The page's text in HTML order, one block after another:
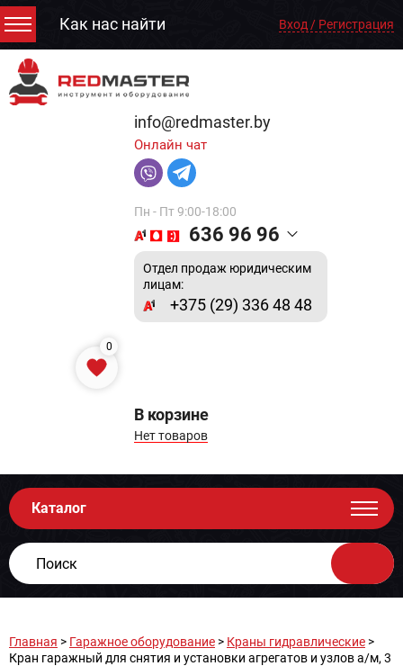
Как нас найти Вход / Регистрация
info@redmaster.by
Онлайн чат
Пн - Пт 9:00-18:00
636 96 96
Отдел продаж юридическим
лицам:
+375 (29) 336 48 48
0
В корзине
Нет товаров
Каталог
Главная > Гаражное оборудование > Краны гидравлические >
Кран гаражный для снятия и установки агрегатов и узлов а/м, 3